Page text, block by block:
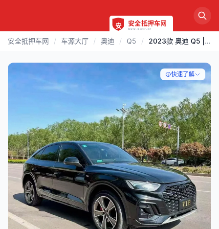
安全抵押车网 / 车源大厅 / 奥迪 / Q5 / 2023款 奥迪 Q5 | 东营
快速了解